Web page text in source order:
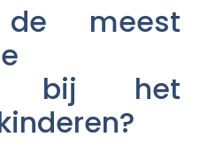
meest
bij het